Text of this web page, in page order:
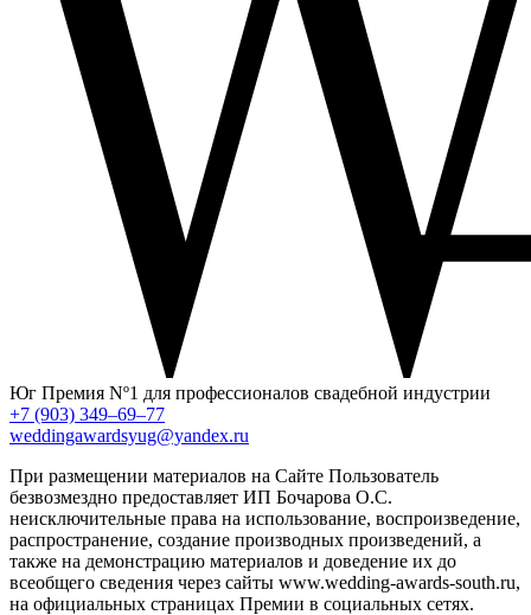
Юг Премия Nº1 для профессионалов свадебной индустрии
+7 (903) 349–69–77
weddingawardsyug@yandex.ru
При размещении материалов на Сайте Пользователь
безвозмездно предоставляет ИП Бочарова О.С.
неисключительные права на использование, воспроизведение,
распространение, создание производных произведений, а
также на демонстрацию материалов и доведение их до
всеобщего сведения через сайты www.wedding-awards-south.ru,
на официальных страницах Премии в социальных сетях.